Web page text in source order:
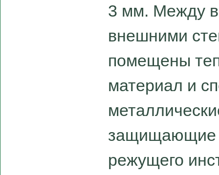
3 мм. Между
внешними
помещены
материал и
защищающие
режущего